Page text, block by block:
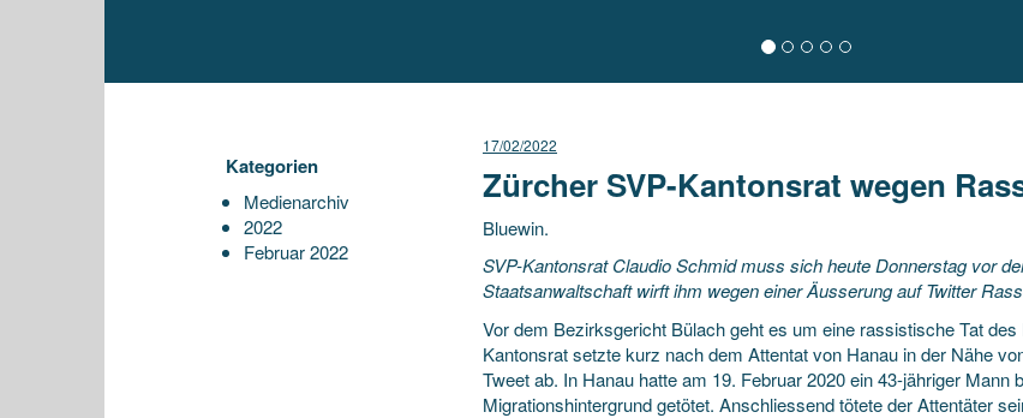
Kategorien
Medienarchiv
2022
Februar 2022
17/02/2022
Zürcher SVP-Kantonsrat wegen
Bluewin.
SVP-Kantonsrat Claudio Schmid muss sich heute Donnerstag vor
Staatsanwaltschaft wirft ihm wegen einer Äusserung auf Twitter
Vor dem Bezirksgericht Bülach geht es um eine rassistische Tat
Kantonsrat setzte kurz nach dem Attentat von Hanau in der Nähe
Tweet ab. In Hanau hatte am 19. Februar 2020 ein 43-jähriger
Migrationshintergrund getötet. Anschliessend tötete der Attentäter